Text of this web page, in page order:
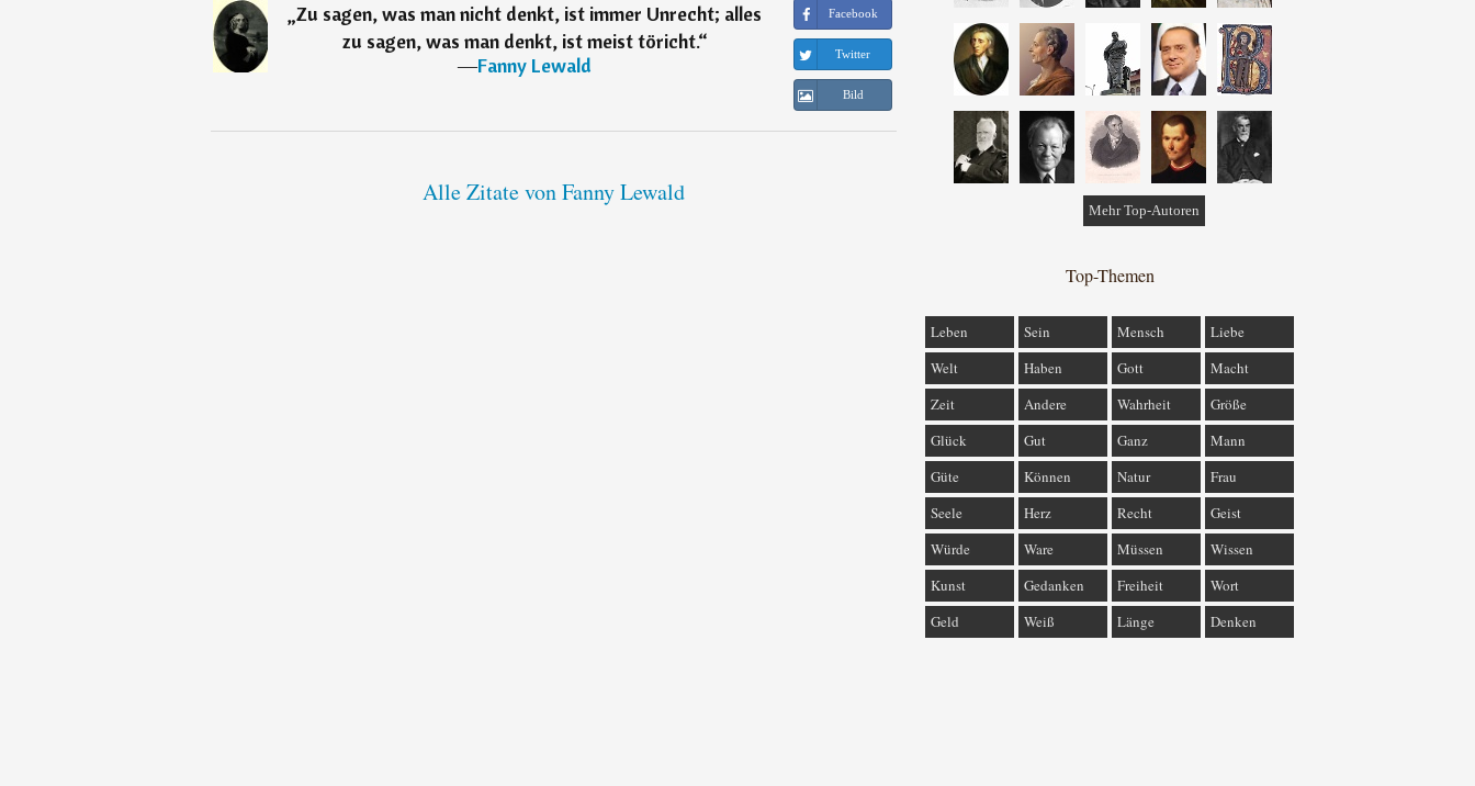
„Zu sagen, was man nicht denkt, ist immer Unrecht; alles
zu sagen, was man denkt, ist meist töricht.“
―Fanny Lewald
Facebook
Twitter
Bild
Alle Zitate von Fanny Lewald
Mehr Top-Autoren
Top-Themen
Leben Sein Mensch
Liebe
Welt
Haben Gott
Macht
Zeit
Andere Wahrheit
Größe
Glück
Gut Ganz
Mann
Güte
Können Natur
Frau
Seele
Herz Recht
Geist
Würde
Ware Müssen
Wissen
Kunst
Gedanken Freiheit
Wort
Geld
Weiß Länge Denken